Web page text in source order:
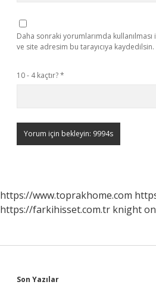
Daha sonraki yorumlarımda
ve site adresim bu tarayıcıya kaydedilsin.
10 - 4 kaçtır?*
https://www.toprakhome.com
https://farkihisset.com.tr knight
Son Yazılar